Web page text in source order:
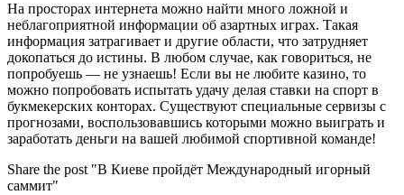
На просторах интернета можно найти много ложной и
неблагоприятной информации об азартных играх. Такая
информация затрагивает и другие области, что затрудняет
докопаться до истины. В любом случае, как говориться, не
попробуешь — не узнаешь! Если вы не любите казино, то
можно попробовать испытать удачу делая ставки на спорт в
букмекерских конторах. Существуют специальные сервизы с
прогнозами, воспользовавшись которыми можно выиграть и
заработать деньги на вашей любимой спортивной команде!
Share the post "В Киеве пройдёт Международный игорный
саммит"